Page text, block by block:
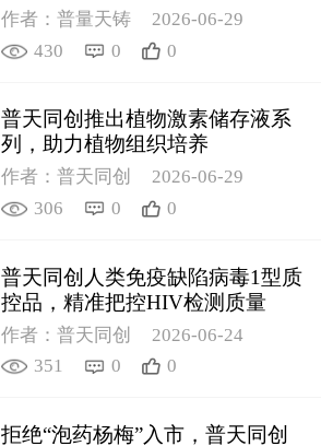
作者：普量天铸
2026-06-29
430
0 0
普天同创推出植物激素储存液系
列，助力植物组织培养
作者：普天同创
2026-06-29
306
0 0
普天同创人类免疫缺陷病毒1型质
控品，精准把控HIV检测质量
作者：普天同创
2026-06-24
351
0 0
拒绝“泡药杨梅”入市，普天同创